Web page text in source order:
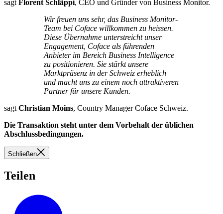
sagtFlorent Schläppi, CEO und Gründer von Business Monitor.
Wir freuen uns sehr, das Business Monitor-
Team bei Coface willkommen zu heissen.
Diese Übernahme unterstreicht unser
Engagement, Coface als führenden
Anbieter im Bereich Business Intelligence
zu positionieren. Sie stärkt unsere
Marktpräsenz in der Schweiz erheblich
und macht uns zu einem noch attraktiveren
Partner für unsere Kunden.
sagtChristian Moins, Country Manager Coface Schweiz.
Die Transaktion steht unter dem Vorbehalt der üblichen
Abschlussbedingungen.
Schließen
Teilen